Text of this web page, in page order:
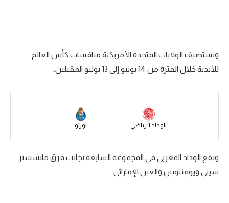
سعودي في الجول
الدوري الإنجليزي
رياضات أخرى
أمم إفريقيا
وتستضيف الولايات المتحدة الأمريكية منافسات كأس العالم
للأندية خلال الفترة من 14 يونيو إلى 13 يوليو المقبلين.
الوداد الرياضي بورتو
ويقع الوداد المغربي في المجموعة السابعة بجانب فرق مانشستر
سيتي ويوفنتوس والعين الإماراتي.